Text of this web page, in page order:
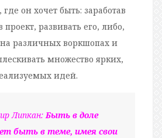
он хочет быть: заработав
развивать его, либо,
различных воркшопах и
множество ярких,
идей.
Липкан: Быть в доле
быть в теме, имея свои